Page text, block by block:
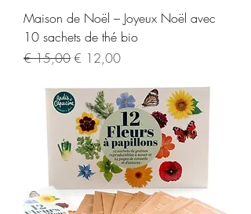
Maison de Noël – Joyeux Noël avec
10 sachets de thé bio
Normale prijs
€ 15,00Verkoopprijs
€ 12,00